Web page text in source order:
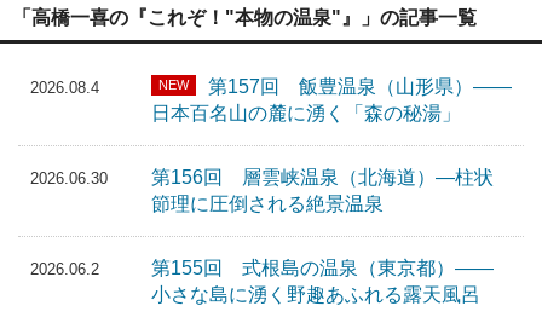
「高橋一喜の『これぞ！"本物の温泉"』」の記事一覧
2026.08.4 NEW
第157回 飯豊温泉（山形県）――
日本百名山の麓に湧く「森の秘湯」
2026.06.30
第156回 層雲峡温泉（北海道）―柱状
節理に圧倒される絶景温泉
2026.06.2
第155回 式根島の温泉（東京都）――
小さな島に湧く野趣あふれる露天風呂